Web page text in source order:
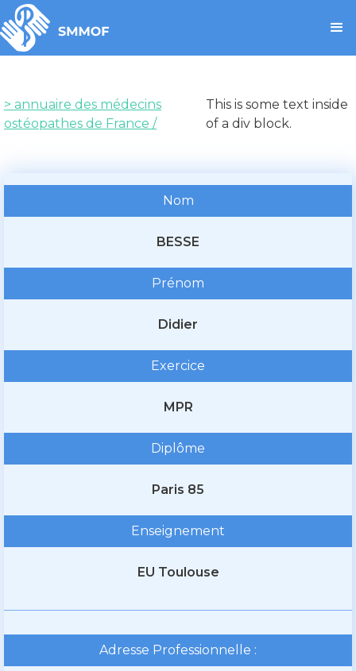
> annuaire des médecins
ostéopathes de France /
This is some text inside
of a div block.
Nom
BESSE
Prénom
Didier
Exercice
MPR
Diplôme
Paris 85
Enseignement
EU Toulouse
Adresse Professionnelle :